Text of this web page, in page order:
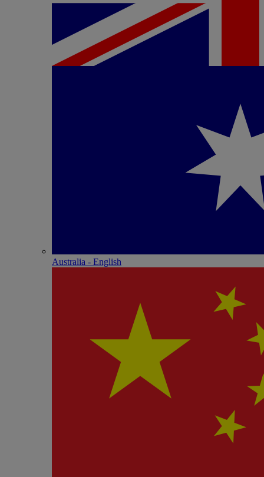
Australia - English